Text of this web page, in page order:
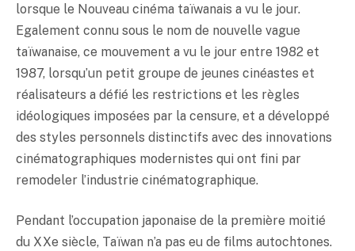
lorsque le Nouveau cinéma taïwanais a vu le jour.
Egalement connu sous le nom de nouvelle vague
taïwanaise, ce mouvement a vu le jour entre 1982 et
1987, lorsqu’un petit groupe de jeunes cinéastes et
réalisateurs a défié les restrictions et les règles
idéologiques imposées par la censure, et a développé
des styles personnels distinctifs avec des innovations
cinématographiques modernistes qui ont fini par
remodeler l’industrie cinématographique.
Pendant l’occupation japonaise de la première moitié
du XXe siècle, Taïwan n’a pas eu de films autochtones.